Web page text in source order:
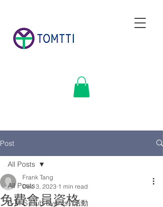
Post
All Posts
B-M-S Hub Events / 活動
All Posts
免費會員資格
Frank Tang
Dec 3, 2023 1 min read